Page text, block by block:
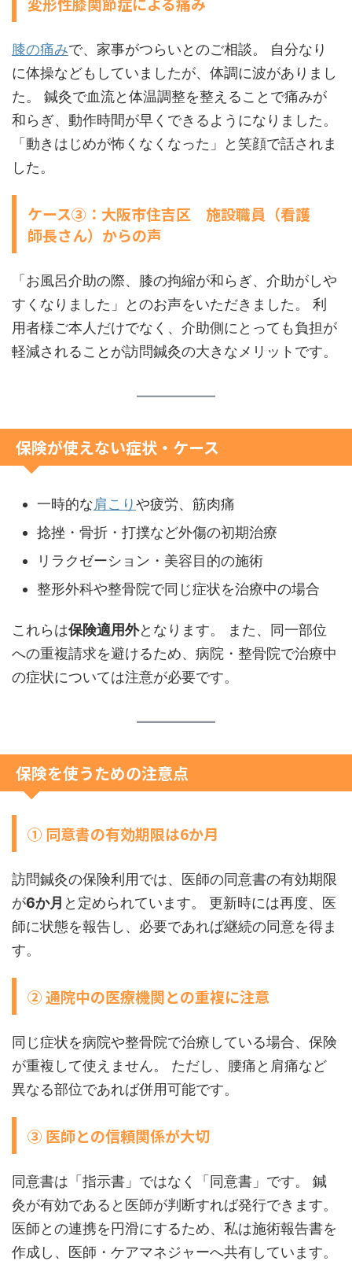
膝の痛みで、家事がつらいとのご相談。 自分なり
に体操などもしていましたが、体調に波がありまし
た。 鍼灸で血流と体温調整を整えることで痛みが
和らぎ、動作時間が早くできるようになりました。
「動きはじめが怖くなくなった」と笑顔で話されま
した。
ケース③：大阪市住吉区 施設職員（看護
師長さん）からの声
「お風呂介助の際、膝の拘縮が和らぎ、介助がしや
すくなりました」とのお声をいただきました。 利
用者様ご本人だけでなく、介助側にとっても負担が
軽減されることが訪問鍼灸の大きなメリットです。
保険が使えない症状・ケース
一時的な肩こりや疲労、筋肉痛
捻挫・骨折・打撲など外傷の初期治療
リラクゼーション・美容目的の施術
整形外科や整骨院で同じ症状を治療中の場合
これらは保険適用外となります。 また、同一部位
への重複請求を避けるため、病院・整骨院で治療中
の症状については注意が必要です。
保険を使うための注意点
① 同意書の有効期限は6か月
訪問鍼灸の保険利用では、医師の同意書の有効期限
が6か月 と定められています。 更新時には再度、医
師に状態を報告し、必要であれば継続の同意を得ま
す。
② 通院中の医療機関との重複に注意
同じ症状を病院や整骨院で治療している場合、保険
が重複して使えません。 ただし、腰痛と肩痛など
異なる部位であれば併用可能です。
③ 医師との信頼関係が大切
同意書は「指示書」ではなく「同意書」です。 鍼
灸が有効であると医師が判断すれば発行できます。
医師との連携を円滑にするため、私は施術報告書を
作成し、医師・ケアマネジャーへ共有しています。